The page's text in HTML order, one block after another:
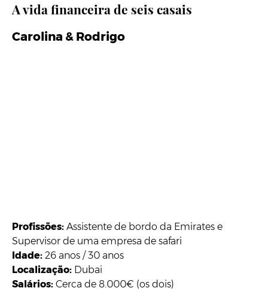
A vida financeira de seis casais
Carolina & Rodrigo
Profissões: Assistente de bordo da Emirates e
Supervisor de uma empresa de safari
Idade: 26 anos / 30 anos
Localização: Dubai
Salários: Cerca de 8.000€ (os dois)